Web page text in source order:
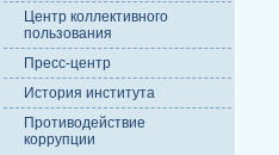
Центр коллективного
пользования
Пресс-центр
История института
Противодействие
коррупции